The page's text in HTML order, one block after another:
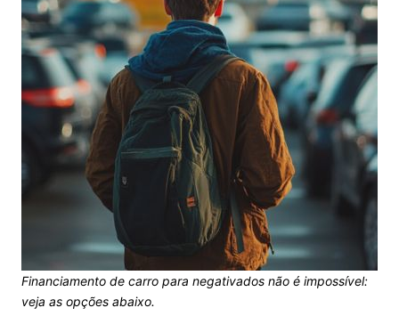
Financiamento de carro para negativados não é impossível:
veja as opções abaixo.